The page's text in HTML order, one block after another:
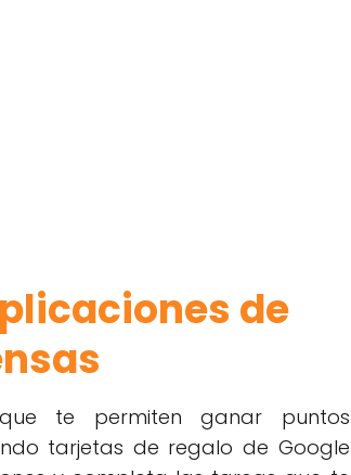
de
que te permiten ganar puntos
tarjetas de regalo de Google